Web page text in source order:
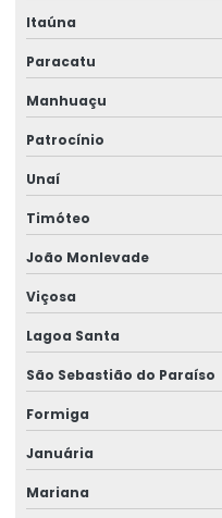
Impressão De Rótulos
Impressão Rápida De
Impressora De Etiquetas
Impressora Etiqueta Termica
Impressora Etiqueta Zebra
Impressora Térmica Etiqueta
Impressora Termica Zebra
Impressora Zebra
Impressora Zebra Etiqueta
Mini Impressora Termica
Itaúna
Paracatu
Manhuaçu
Patrocínio
Unaí
Timóteo
João Monlevade
Viçosa
Lagoa Santa
São Sebastião do Paraíso
Formiga
Januária
Mariana